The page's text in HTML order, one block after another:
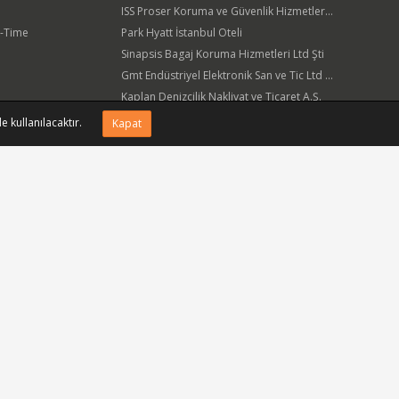
Time
ISS Proser Koruma ve Güvenlik Hizmetleri A.Ş.
Park Hyatt İstanbul Oteli
Sinapsis Bagaj Koruma Hizmetleri Ltd Şti
Gmt Endüstriyel Elektronik San ve Tic Ltd Şti
Kaplan Denizcilik Nakliyat ve Ticaret A.Ş.
APlus Hastane Otelcilik Hizmetleri A.Ş.
kullanılacaktır. Kapat